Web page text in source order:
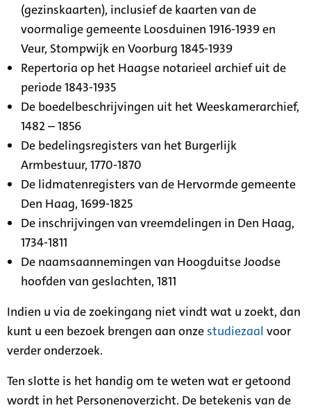
(gezinskaarten), inclusief de kaarten van de
voormalige gemeente Loosduinen 1916-1939 en
Veur, Stompwijk en Voorburg 1845-1939
Repertoria op het Haagse notarieel archief uit de
periode 1843-1935
De boedelbeschrijvingen uit het Weeskamerarchief,
1482 – 1856
De bedelingsregisters van het Burgerlijk
Armbestuur, 1770-1870
De lidmatenregisters van de Hervormde gemeente
Den Haag, 1699-1825
De inschrijvingen van vreemdelingen in Den Haag,
1734-1811
De naamsaannemingen van Hoogduitse Joodse
hoofden van geslachten, 1811
Indien u via de zoekingang niet vindt wat u zoekt, dan
kunt u een bezoek brengen aan onze studiezaal voor
verder onderzoek.
Ten slotte is het handig om te weten wat er getoond
wordt in het Personenoverzicht. De betekenis van de